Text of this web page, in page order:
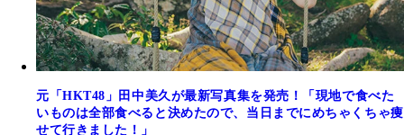
元「HKT48」田中美久が最新写真集を発売！「現地で食べた
いものは全部食べると決めたので、当日までにめちゃくちゃ痩
せて行きました！」